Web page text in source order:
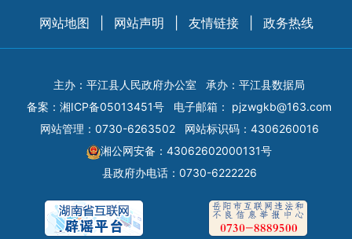
网站地图 网站声明 友情链接 政务热线
主办：平江县人民政府办公室
承办：平江县数据局
备案： 湘ICP备05013451号 电子邮箱： pjzwgkb@163.com
网站管理：0730-6263502
网站标识码：4306260016
湘公网安备：43062602000131号
县政府办电话：0730-6222226